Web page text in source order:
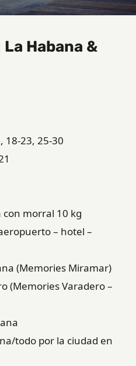
La Habana &
18-23, 25-30
con morral 10 kg
– hotel –
(Memories Miramar)
(Memories Varadero –
todo por la ciudad en